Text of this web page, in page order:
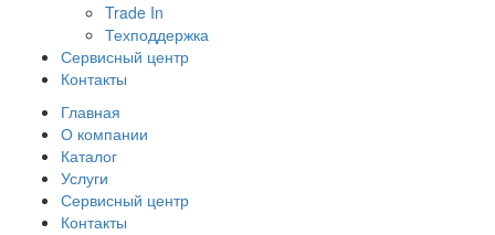
Trade In
Техподдержка
Сервисный центр
Контакты
Главная
О компании
Каталог
Услуги
Сервисный центр
Контакты